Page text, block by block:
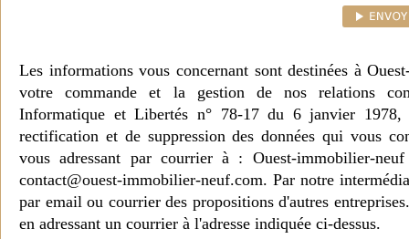
Les informations vous concernant sont destinées à
votre commande et la gestion de nos relations
Informatique et Libertés n° 78-17 du 6 janvier 1978,
rectification et de suppression des données qui vous
vous adressant par courrier à : Ouest-immobilier-
contact@ouest-immobilier-neuf.com. Par notre
par email ou courrier des propositions d'autres
en adressant un courrier à l'adresse indiquée ci-dessus.